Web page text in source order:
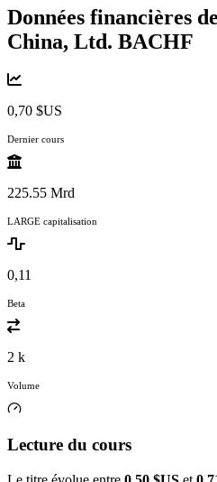
Données financières
China, Ltd. BACHF
0,70 $US
Dernier cours
225.55 Mrd
LARGE capitalisation
0,11
Beta
2 k
Volume
Lecture du cours